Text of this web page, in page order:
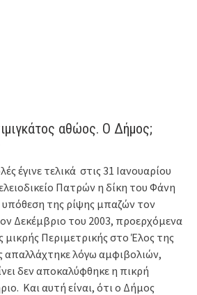
αθώος. Ο Δήμος;
έγινε τελικά στις 31 Ιανουαρίου
Πατρών η δίκη του Φάνη
υπόθεση της ρίψης μπαζών τον
Δεκέμβριο του 2003, προερχόμενα
μικρής Περιμετρικής στο Έλος της
απαλλάχτηκε λόγω αμφιβολιών,
δεν αποκαλύφθηκε η πικρή
Και αυτή είναι, ότι ο Δήμος